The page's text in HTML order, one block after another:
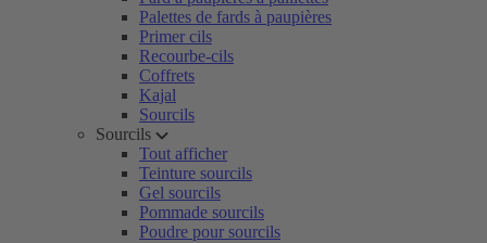
Palettes de fards à paupières
Primer cils
Recourbe-cils
Coffrets
Kajal
Sourcils
Sourcils
Tout afficher
Teinture sourcils
Gel sourcils
Pommade sourcils
Poudre pour sourcils